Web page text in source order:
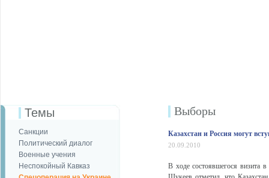
Темы
Санкции
Политический диалог
Военные учения
Неспокойный Кавказ
Выборы
Казахстан и Россия могут
20.09.2010
В ходе состоявшегося визита